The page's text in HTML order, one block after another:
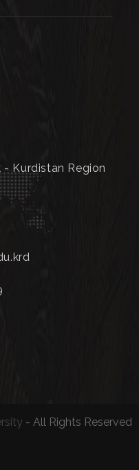
- Kurdistan Region
- All Rights Reserved